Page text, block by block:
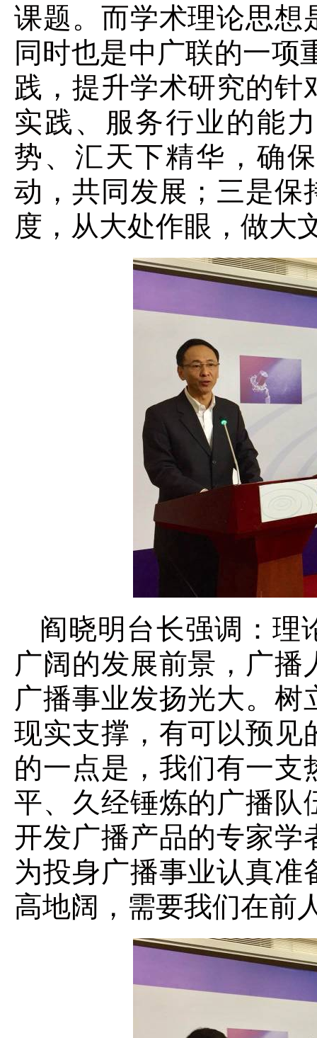
课题。而学术理论思想
同时也是中广联的一项
践，提升学术研究的
实践、服务行业的能
势、汇天下精华，确
动，共同发展；三是保
度，从大处作眼，做大
阎晓明台长强调：理
广阔的发展前景，广
广播事业发扬光大。树
现实支撑，有可以预见
的一点是，我们有一
平、久经锤炼的广播队
开发广播产品的专家学
为投身广播事业认真
高地阔，需要我们在前